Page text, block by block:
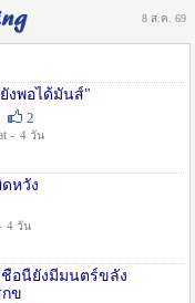
8 ส.ค. 69
งพอได้มันส์"
2
- 4 วัน
หวัง
4 วัน
อนี้ยังมีมนตร์ขลัง
ข